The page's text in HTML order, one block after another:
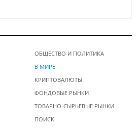
ОБЩЕСТВО И ПОЛИТИКА
В МИРЕ
КРИПТОВАЛЮТЫ
ФОНДОВЫЕ РЫНКИ
ТОВАРНО-СЫРЬЕВЫЕ РЫНКИ
ПОИСК